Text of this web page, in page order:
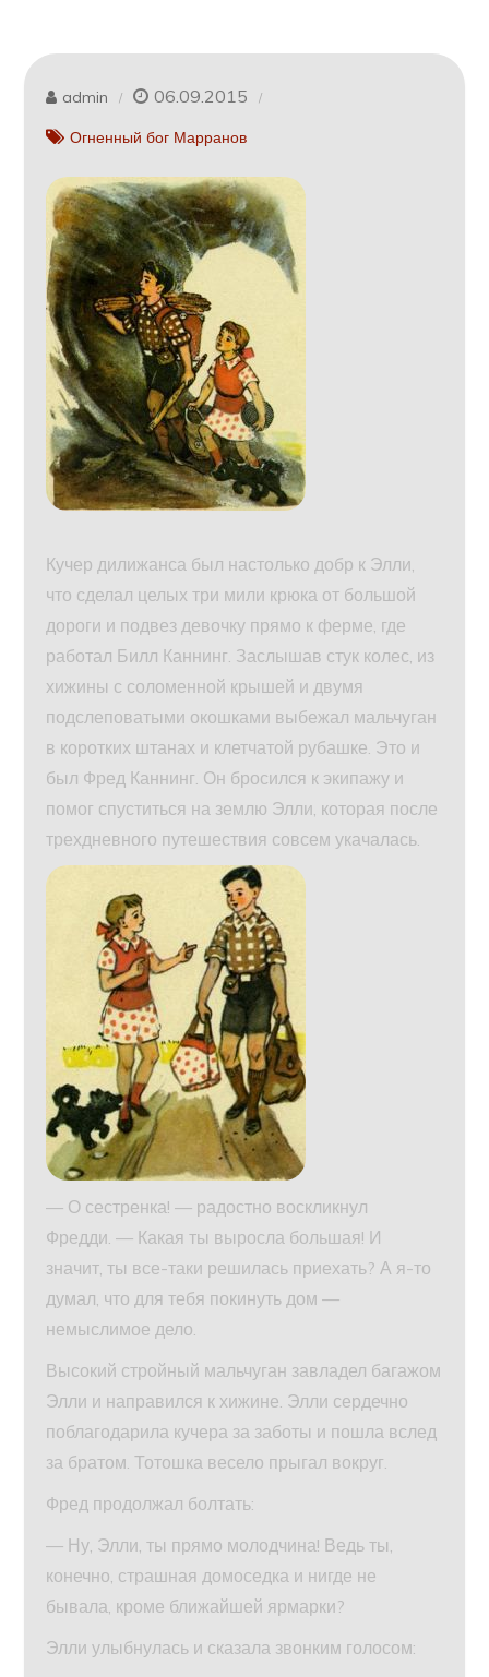
admin 06.09.2015
Огненный бог Марранов
Кучер дилижанса был настолько добр к Элли,
что сделал целых три мили крюка от большой
дороги и подвез девочку прямо к ферме, где
работал Билл Каннинг. Заслышав стук колес, из
хижины с соломенной крышей и двумя
подслеповатыми окошками выбежал мальчуган
в коротких штанах и клетчатой рубашке. Это и
был Фред Каннинг. Он бросился к экипажу и
помог спуститься на землю Элли, которая после
трехдневного путешествия совсем укачалась.
— О сестренка! — радостно воскликнул
Фредди. — Какая ты выросла большая! И
значит, ты все-таки решилась приехать? А я-то
думал, что для тебя покинуть дом —
немыслимое дело.
Высокий стройный мальчуган завладел багажом
Элли и направился к хижине. Элли сердечно
поблагодарила кучера за заботы и пошла вслед
за братом. Тотошка весело прыгал вокруг.
Фред продолжал болтать:
— Ну, Элли, ты прямо молодчина! Ведь ты,
конечно, страшная домоседка и нигде не
бывала, кроме ближайшей ярмарки?
Элли улыбнулась и сказала звонким голосом: